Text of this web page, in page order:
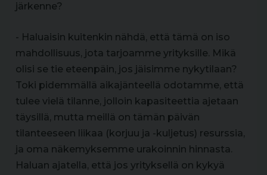
järkenne?
- Haluaisin kuitenkin nähdä, että tämä on iso
mahdollisuus, jota tarjoamme yrityksille. Mikä
olisi se tie eteenpäin, jos jäisimme nykytilaan?
Toki pidemmällä aikajänteellä odotamme, että
tulee vielä tilanne, jolloin kapasiteettia ajetaan
täysillä, mutta meillä on tämän päivän
tilanteeseen liikaa (korjuu ja -kuljetus) resurssia,
ja oma näkemyksemme urakoinnin hinnasta.
Haluan ajatella, että jos yrityksellä on kykyä